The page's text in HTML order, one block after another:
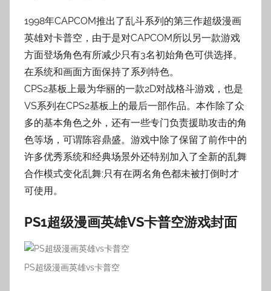
1998年CAPCOM推出了乱斗系列的第三作超级漫画
英雄对卡普空，由于是对CAPCOM所以另一款游戏
方面登场角色有所减少只有3名初始角色可供选择。
在系统和画面方面保持了系列特色。
CPS2基板上最为华丽的一款2D对战格斗游戏，也是
VS系列在CPS2基板上的最后一部作品。本作除了众
多的基本角色之外，还有一些专门负责援助攻击的角
色等场，可谓陈容鼎盛。游戏中除了保留了前作中的
许多优秀系统和经典场景外还特别加入了全新的乱舞
合作模式变化乱舞:只有在两名角色都未被打倒时才
可使用。
PS1超级漫画英雄VS卡普空游戏封面
PS超级漫画英雄vs卡普空